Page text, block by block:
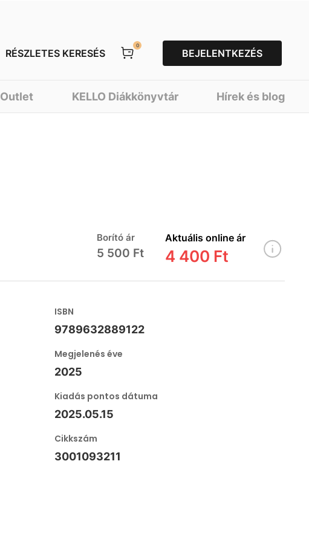
RÉSZLETES KERESÉS
0
BEJELENTKEZÉS
Outlet KELLO Diákkönyvtár Hírek és blog
Borító ár
5 500 Ft
Aktuális online ár
4 400 Ft
ISBN
9789632889122
Megjelenés éve
2025
Kiadás pontos dátuma
2025.05.15
Cikkszám
3001093211